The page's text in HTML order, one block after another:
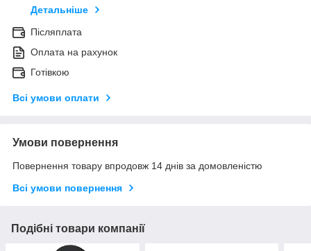
Детальніше
Післяплата
Оплата на рахунок
Готівкою
Всі умови оплати
Умови повернення
Повернення товару впродовж 14 днів за домовленістю
Всі умови повернення
Подібні товари компанії